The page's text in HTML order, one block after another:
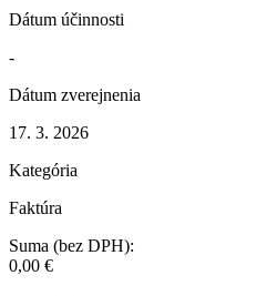
Dátum účinnosti
-
Dátum zverejnenia
17. 3. 2026
Kategória
Faktúra
Suma (bez DPH):
0,00 €